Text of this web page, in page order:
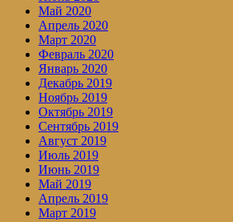
Май 2020
Апрель 2020
Март 2020
Февраль 2020
Январь 2020
Декабрь 2019
Ноябрь 2019
Октябрь 2019
Сентябрь 2019
Август 2019
Июль 2019
Июнь 2019
Май 2019
Апрель 2019
Март 2019